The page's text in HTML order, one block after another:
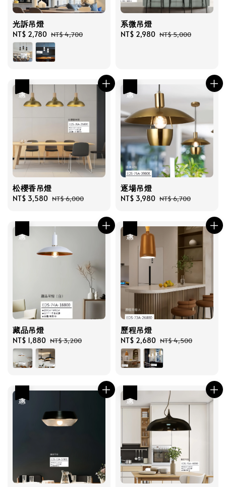
光訴吊燈
Sale
price
NT$ 2,780 Regular
price
NT$ 4,700
系微吊燈
Sale
NT$ 2,980 Regular
NT$ 5,000
松櫻香吊燈
Sale
NT$ 3,580 Regular
NT$ 6,000
逐場吊燈
Sale
NT$ 3,980 Regular
NT$ 6,700
藏品吊燈
Sale
price
NT$ 1,880 Regular
price
NT$ 3,200
歷程吊燈
Sale
price
NT$ 2,680 Regular
price
NT$ 4,500